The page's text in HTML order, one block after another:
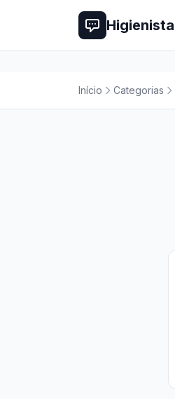
Higienista
Início Categorias